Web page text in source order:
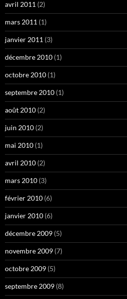
avril 2011 (2)
mars 2011 (1)
janvier 2011 (3)
décembre 2010 (1)
octobre 2010 (1)
septembre 2010 (1)
août 2010 (2)
juin 2010 (2)
mai 2010 (1)
avril 2010 (2)
mars 2010 (3)
février 2010 (6)
janvier 2010 (6)
décembre 2009 (5)
novembre 2009 (7)
octobre 2009 (5)
septembre 2009 (8)